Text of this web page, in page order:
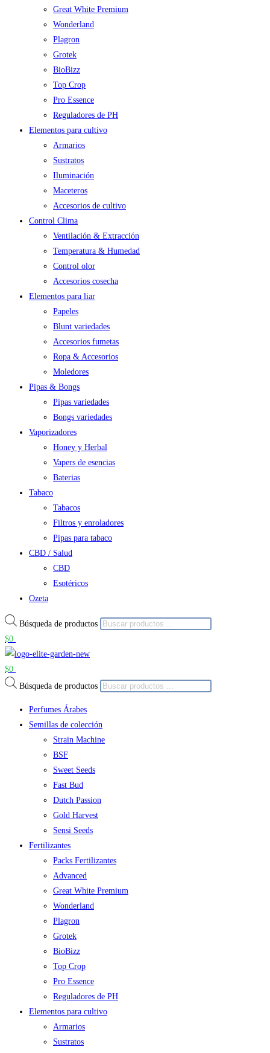
Great White Premium
Wonderland
Plagron
Grotek
BioBizz
Top Crop
Pro Essence
Reguladores de PH
Elementos para cultivo
Armarios
Sustratos
Iluminación
Maceteros
Accesorios de cultivo
Control Clima
Ventilación & Extracción
Temperatura & Humedad
Control olor
Accesorios cosecha
Elementos para liar
Papeles
Blunt variedades
Accesorios fumetas
Ropa & Accesorios
Moledores
Pipas & Bongs
Pipas variedades
Bongs variedades
Vaporizadores
Honey y Herbal
Vapers de esencias
Baterias
Tabaco
Tabacos
Filtros y enroladores
Pipas para tabaco
CBD / Salud
CBD
Esotéricos
Ozeta
Búsqueda de productos
$0
$0
Búsqueda de productos
Perfumes Árabes
Semillas de colección
Strain Machine
BSF
Sweet Seeds
Fast Bud
Dutch Passion
Gold Harvest
Sensi Seeds
Fertilizantes
Packs Fertilizantes
Advanced
Great White Premium
Wonderland
Plagron
Grotek
BioBizz
Top Crop
Pro Essence
Reguladores de PH
Elementos para cultivo
Armarios
Sustratos